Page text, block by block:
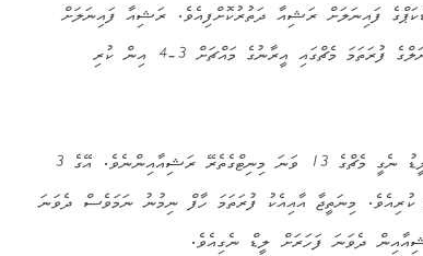
ފައިނަލަށް ރަޝިއާ ދަތުރުކޮށްފިއެވެ. ރަޝިއާ ފައިނަލަށް
ދަތުރުކުރީ މިއަދު ފަތިހު ކުޅެވުނު ސެމީ ފައިނަލްގެ ފުރަތަމަ މެޗްގައި އީރާނުގެ މައްޗަށް 3-4 އިން ކުރި
ވާދަވެރި ކުޅުމެއް ފެނުނު މިމެޗްގައި ފުރަތަމަ ލީޑު ނެގީ މެޗްގެ 13 ވަނަ މިނިޓްގެތެރޭ ރަޝިއާއިންނެވެ. އޭގެ 3
މިނަތީޖާ އާއިއެކު ފުރަތަމަ ހާފް ނިމުނު ނަމަވެސް ދެވަނަ